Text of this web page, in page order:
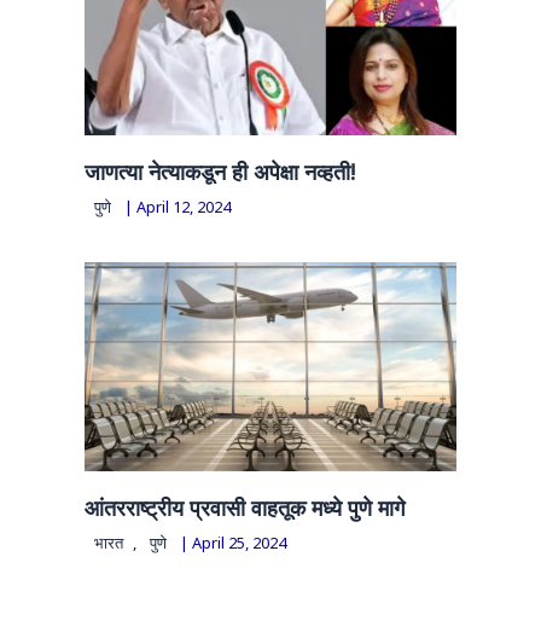
जाणत्या नेत्याकडून ही अपेक्षा नव्हती!
पुणे | April 12, 2024
आंतरराष्ट्रीय प्रवासी वाहतूक मध्ये पुणे मागे
भारत पुणे | April 25, 2024